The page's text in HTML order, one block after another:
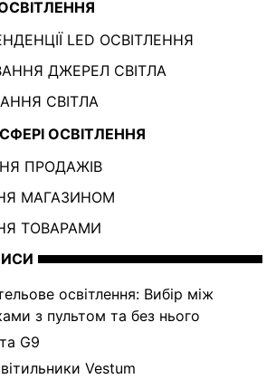
LED ОСВІТЛЕННЯ
ДЖЕРЕЛ СВІТЛА
СВІТЛА
ОСВІТЛЕННЯ
ПРОДАЖІВ
МАГАЗИНОМ
ТОВАРАМИ
освітлення: Вибір між
з пультом та без нього
G9
Vestum